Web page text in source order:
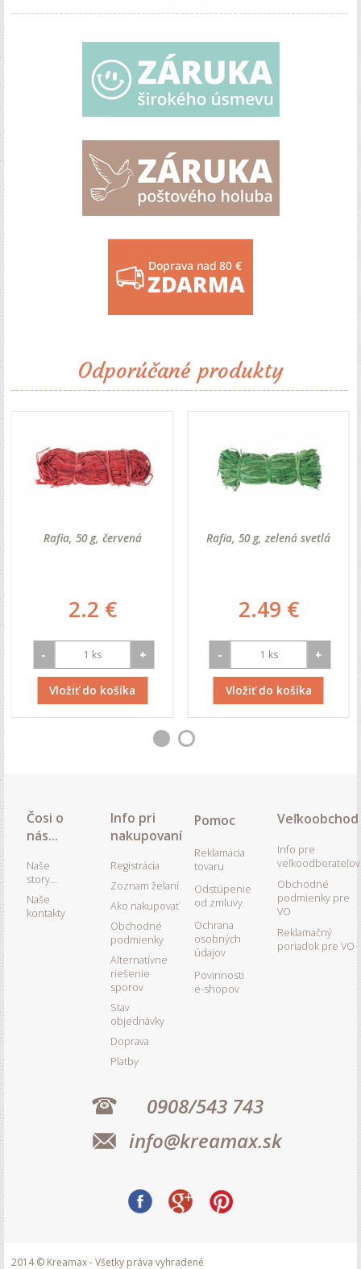
Odporúčané produkty
Rafia, 50 g, červená
2.2 €
- +
Vložiť do košíka
Rafia, 50 g, zelená svetlá
2.49 €
- +
Vložiť do košíka
Čosi o
nás...
Naše
story...
Naše
kontakty
Info pri
nakupovaní
Registrácia
Zoznam želaní
Ako nakupovať
Obchodné
podmienky
Alternatívne
riešenie
sporov
Stav
objednávky
Doprava
Platby
Pomoc
Reklamácia
tovaru
Odstúpenie
od zmluvy
Ochrana
osobných
údajov
Povinnosti
e-shopov
Veľkoobchod
Info pre
veľkoodberateľov
Obchodné
podmienky pre
VO
Reklamačný
poriadok pre VO
0908/543 743
info@kreamax.sk
2014 © Kreamax - Všetky práva vyhradené